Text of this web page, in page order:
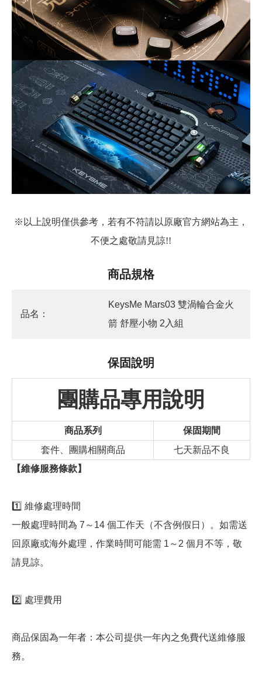
※以上說明僅供參考，若有不符請以原廠官方網站為主，
不便之處敬請見諒!!
商品規格
品名：
KeysMe Mars03 雙渦輪合金火
箭 舒壓小物 2入組
保固說明
團購品專用說明
商品系列
保固期間
套件、團購相關商品
七天新品不良
【維修服務條款】
1️⃣ 維修處理時間
一般處理時間為 7～14 個工作天（不含例假日）。如需送
回原廠或海外處理，作業時間可能需 1～2 個月不等，敬
請見諒。
2️⃣ 處理費用
商品保固為一年者：本公司提供一年內之免費代送維修服
務。